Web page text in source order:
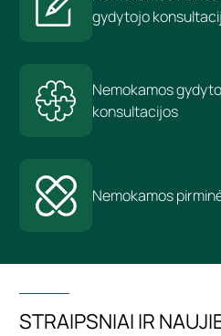
gydytojo
Nemokamos
konsultacijos
Nemokamos
STRAIPSNIAI IR